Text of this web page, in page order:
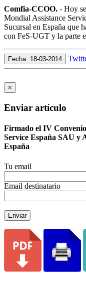
Comfia-CCOO. - Hoy
Mondial Assistance
Sucursal en España que
con FeS-UGT y la parte
Fecha: 18-03-2014
×
Enviar artículo
Firmado el IV
Service España SAU y
España
Tu email
Email destinatario
Enviar